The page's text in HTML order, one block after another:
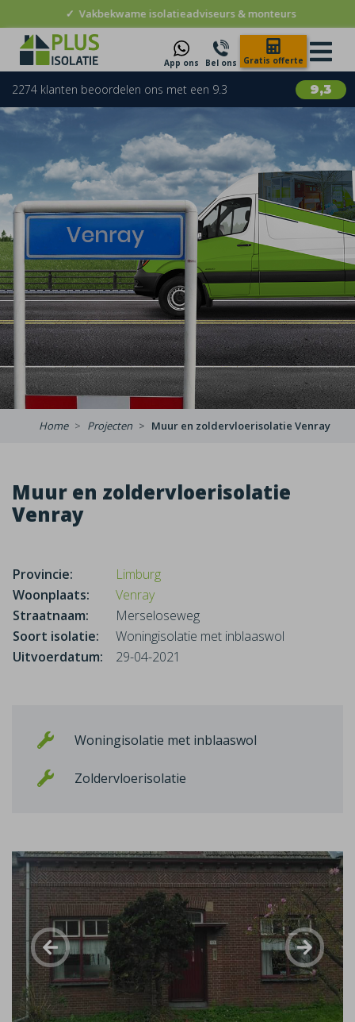
✓ Vakbekwame isolatieadviseurs & monteurs
App ons Bel ons Gratis offerte
9,3
2274 klanten beoordelen ons met een 9.3
Home Projecten Muur en zoldervloerisolatie Venray
Muur en zoldervloerisolatie
Venray
Provincie:
Limburg
Woonplaats:
Venray
Straatnaam:
Merseloseweg
Soort isolatie:
Woningisolatie met inblaaswol
Uitvoerdatum:
29-04-2021
Woningisolatie met inblaaswol
Zoldervloerisolatie